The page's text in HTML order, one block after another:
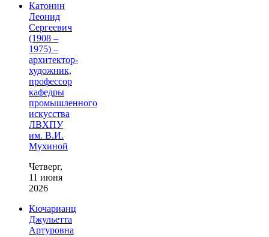
Катонин
Леонид
Сергеевич
(1908 –
1975) –
архитектор-
художник,
профессор
кафедры
промышленного
искусства
ЛВХПУ
им. В.И.
Мухиной
Четверг,
11 июня
2026
Кючарианц
Джульетта
Артуровна